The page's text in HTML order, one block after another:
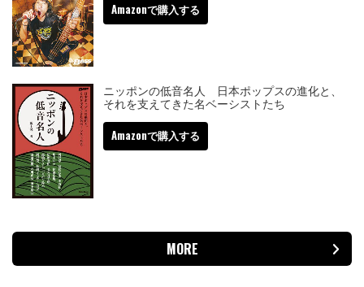
Amazonで購入する
ニッポンの低音名人 日本ポップスの進化と、
それを支えてきた名ベーシストたち
Amazonで購入する
MORE